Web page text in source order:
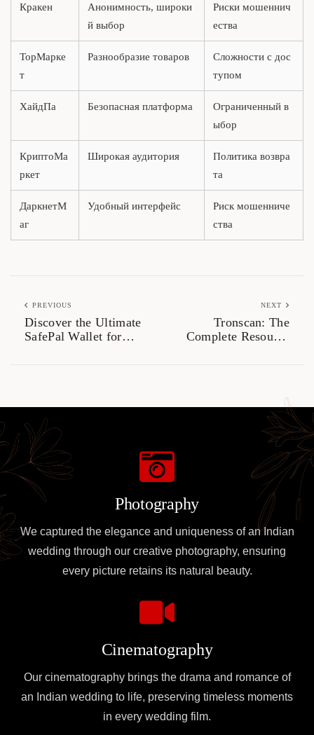
Кракен
Анонимность, широки
й выбор
Риски мошеннич
ества
ТорМарке
т
Разнообразие товаров
Сложности с дос
тупом
ХайдПа Безопасная платформа
Ограниченный в
ыбор
КриптоМа
ркет
Широкая аудитория
Политика возвра
та
ДаркнетМ
аг
Удобный интерфейс
Риск мошенниче
ства
PREVIOUS
Discover the Ultimate
SafePal Wallet for
NEXT
Tronscan: The
Complete Resource
Photography
We captured the elegance and uniqueness of an Indian
wedding through our creative photography, ensuring
every picture retains its natural beauty.
Cinematography
Our cinematography brings the drama and romance of
an Indian wedding to life, preserving timeless moments
in every wedding film.